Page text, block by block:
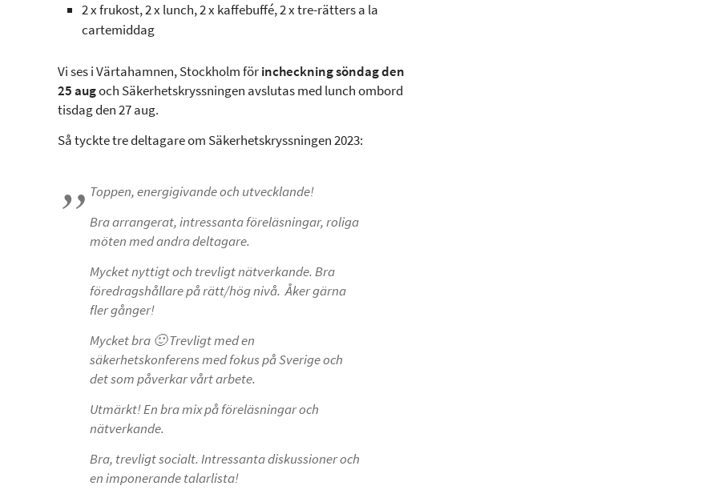
2 x frukost, 2 x lunch, 2 x kaffebuffé, 2 x tre-rätters a la
cartemiddag
Vi ses i Värtahamnen, Stockholm förincheckning söndag den
25 augoch Säkerhetskryssningen avslutas med lunch ombord
tisdag den 27 aug.
Så tyckte tre deltagare om Säkerhetskryssningen 2023:
Toppen, energigivande och utvecklande!
Bra arrangerat, intressanta föreläsningar, roliga
möten med andra deltagare.
Mycket nyttigt och trevligt nätverkande. Bra
föredragshållare på rätt/hög nivå. Åker gärna
fler gånger!
Mycket bra 🙂 Trevligt med en
säkerhetskonferens med fokus på Sverige och
det som påverkar vårt arbete.
Utmärkt! En bra mix på föreläsningar och
nätverkande.
Bra, trevligt socialt. Intressanta diskussioner och
en imponerande talarlista!